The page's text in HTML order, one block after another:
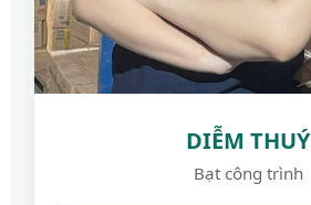
DIỄM THUÝ
Bạt công trình